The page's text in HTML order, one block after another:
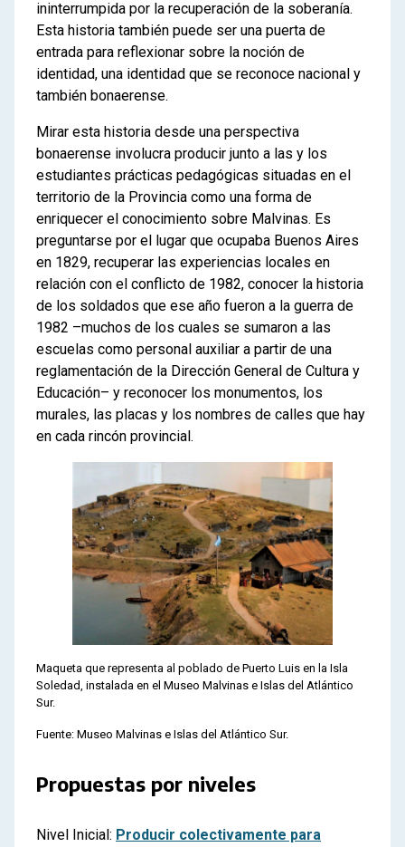
ininterrumpida por la recuperación de la soberanía.
Esta historia también puede ser una puerta de
entrada para reflexionar sobre la noción de
identidad, una identidad que se reconoce nacional y
también bonaerense.
Mirar esta historia desde una perspectiva
bonaerense involucra producir junto a las y los
estudiantes prácticas pedagógicas situadas en el
territorio de la Provincia como una forma de
enriquecer el conocimiento sobre Malvinas. Es
preguntarse por el lugar que ocupaba Buenos Aires
en 1829, recuperar las experiencias locales en
relación con el conflicto de 1982, conocer la historia
de los soldados que ese año fueron a la guerra de
1982 –muchos de los cuales se sumaron a las
escuelas como personal auxiliar a partir de una
reglamentación de la Dirección General de Cultura y
Educación– y reconocer los monumentos, los
murales, las placas y los nombres de calles que hay
en cada rincón provincial.
Maqueta que representa al poblado de Puerto Luis en la Isla
Soledad, instalada en el Museo Malvinas e Islas del Atlántico
Sur.
Fuente: Museo Malvinas e Islas del Atlántico Sur.
Propuestas por niveles
Nivel Inicial: Producir colectivamente para